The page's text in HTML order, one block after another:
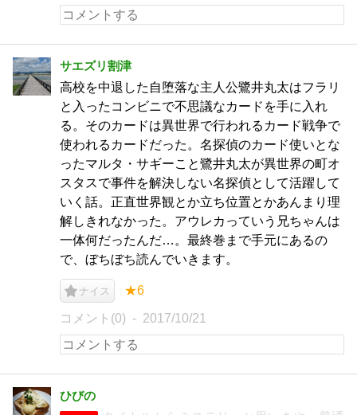
サエズリ割津
高校を中退した自堕落な主人公鷺井丸太はフラリ
と入ったコンビニで不思議なカードを手に入れ
る。そのカードは異世界で行われるカード戦争で
使われるカードだった。名探偵のカード使いとな
ったマルタ・サギーこと鷺井丸太が異世界の町オ
スタスで事件を解決しない名探偵として活躍して
いく話。正直世界観とか立ち位置とかあんまり理
解しきれなかった。アウレカっていう兄ちゃんは
一体何だったんだ…。最終巻まで手元にあるの
で、ぼちぼち読んでいきます。
ナイス ★6
コメント(0) 2017/10/21
ひびの